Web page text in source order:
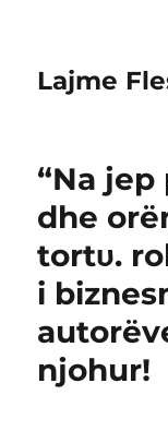
Lajme
“Na
dhe
tortυ.
i
njohur!